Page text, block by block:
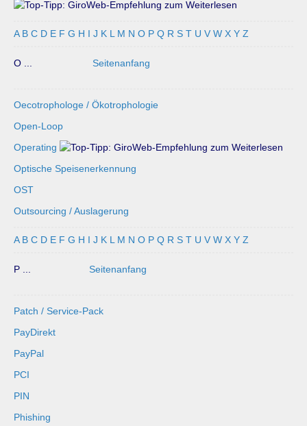
A B C D E F G H I J K L M N O P Q R S T U V W X Y Z
O ... Seitenanfang
Oecotrophologe / Ökotrophologie
Open-Loop
Operating
Optische Speisenerkennung
OST
Outsourcing / Auslagerung
A B C D E F G H I J K L M N O P Q R S T U V W X Y Z
P ... Seitenanfang
Patch / Service-Pack
PayDirekt
PayPal
PCI
PIN
Phishing